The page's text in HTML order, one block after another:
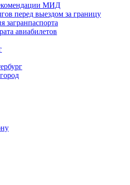
МИД
перед выездом за границу
загранпаспорта
авиабилетов